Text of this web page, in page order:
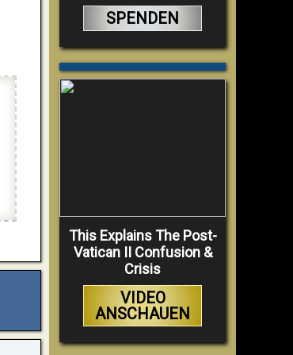
SPENDEN
This Explains The Post-
Vatican II Confusion &
Crisis
VIDEO
ANSCHAUEN